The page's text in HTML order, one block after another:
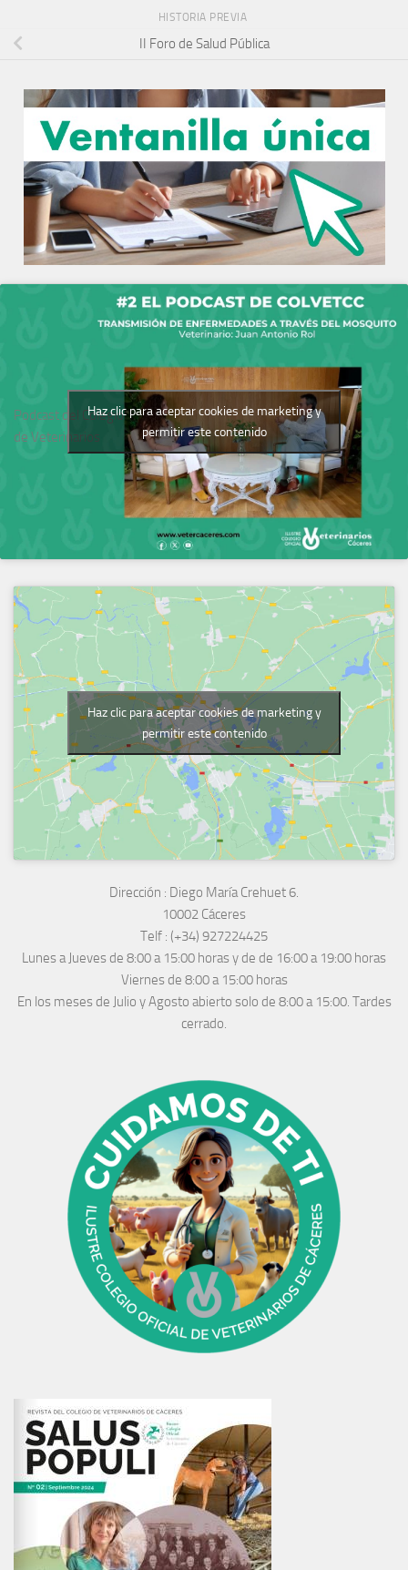
HISTORIA PREVIA
II Foro de Salud Pública
Podcast del Colegio
de Veterinarios
Haz clic para aceptar cookies de marketing y
permitir este contenido
Haz clic para aceptar cookies de marketing y
permitir este contenido
Dirección : Diego María Crehuet 6.
10002 Cáceres
Telf : (+34) 927224425
Lunes a Jueves de 8:00 a 15:00 horas y de de 16:00 a 19:00 horas
Viernes de 8:00 a 15:00 horas
En los meses de Julio y Agosto abierto solo de 8:00 a 15:00. Tardes
cerrado.